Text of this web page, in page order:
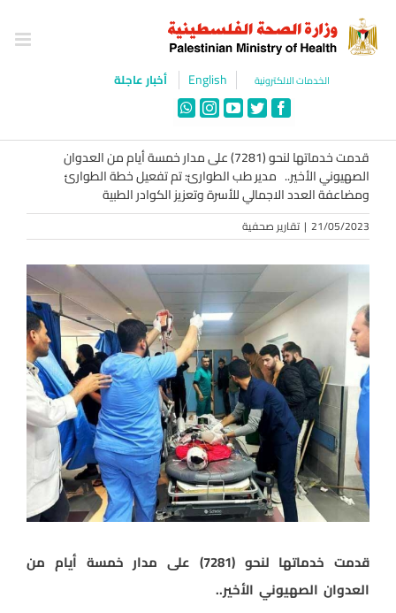
content
الخدمات الالكترونية English أخبار عاجلة
Facebook
Twitter
YouTube
Instagram
WhatsApp
قدمت خدماتها لنحو (7281) على مدار خمسة أيام من العدوان
الصهيوني الأخير.. مدير طب الطوارئ: تم تفعيل خطة الطوارئ
ومضاعفة العدد الاجمالي للأسرة وتعزيز الكوادر الطبية
21/05/2023
| تقارير صحفية
قدمت خدماتها لنحو (7281) على مدار خمسة أيام من
العدوان الصهيوني الأخير..